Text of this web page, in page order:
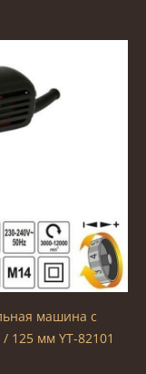
машина c
125 мм YT-82101